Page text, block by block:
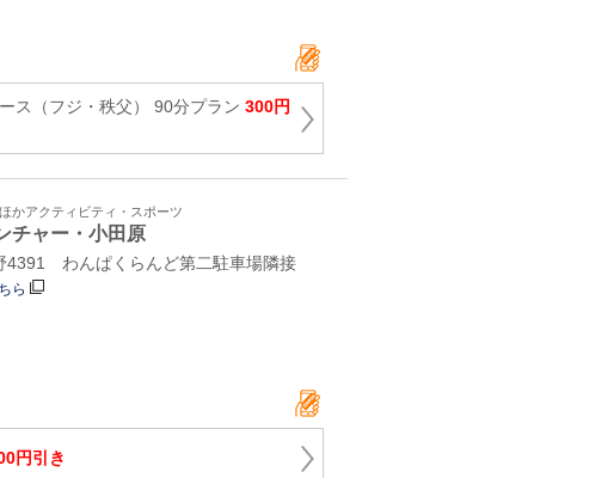
ス（フジ・秩父） 90分プラン 300円
かアクティビティ・スポーツ
チャー・小田原
4391 わんぱくらんど第二駐車場隣接
ら
円引き